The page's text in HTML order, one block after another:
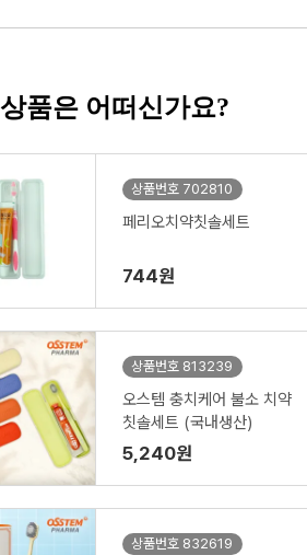
품은 어떠신가요?
상품번호 702810
페리오치약칫솔세트
744원
상품번호 813239
오스템 충치케어 불소 치약
칫솔세트 (국내생산)
5,240원
상품번호 832619